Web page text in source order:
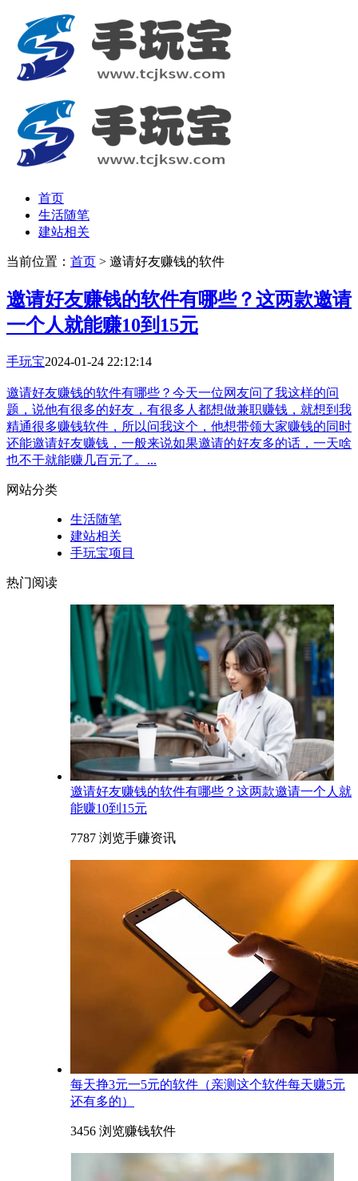
首页
生活随笔
建站相关
当前位置： 首页 > 邀请好友赚钱的软件
邀请好友赚钱的软件有哪些？这两款邀请
一个人就能赚10到15元
手玩宝2024-01-24 22:12:14
邀请好友赚钱的软件有哪些？今天一位网友问了我这样的问
题，说他有很多的好友，有很多人都想做兼职赚钱，就想到我
精通很多赚钱软件，所以问我这个，他想带领大家赚钱的同时
还能邀请好友赚钱，一般来说如果邀请的好友多的话，一天啥
也不干就能赚几百元了。...
网站分类
生活随笔
建站相关
手玩宝项目
热门阅读
邀请好友赚钱的软件有哪些？这两款邀请一个人就
能赚10到15元
7787 浏览手赚资讯
每天挣3元一5元的软件（亲测这个软件每天赚5元
还有多的）
3456 浏览赚钱软件